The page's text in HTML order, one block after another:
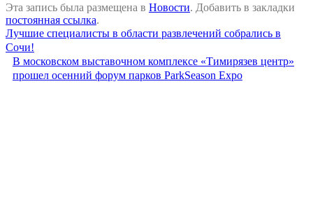
Эта запись была размещена в Новости. Добавить в закладки
постоянная ссылка.
Лучшие специалисты в области развлечений собрались в
Сочи!
В московском выставочном комплексе «Тимирязев центр»
прошел осенний форум парков ParkSeason Expo